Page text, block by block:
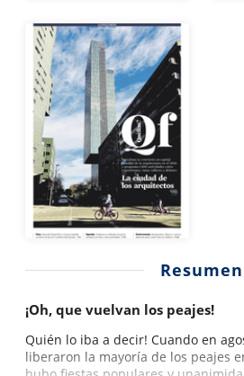
Resumen
¡Oh, que vuelvan los peajes!
Quién lo iba a decir! Cuando en
liberaron la mayoría de los peajes